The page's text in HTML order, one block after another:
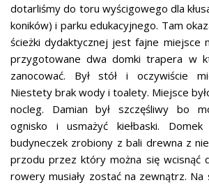
dotarliśmy do toru wyścigowego dla
koników) i parku edukacyjnego. Tam
ścieżki dydaktycznej jest fajne miejsce
przygotowane dwa domki trapera w
zanocować. Był stół i oczywiście
Niestety brak wody i toalety. Miejsce
nocleg. Damian był szczęśliwy bo
ognisko i usmażyć kiełbaski.
budyneczek zrobiony z bali drewna z
przodu przez który można się wcisnąć
rowery musiały zostać na zewnątrz. Na